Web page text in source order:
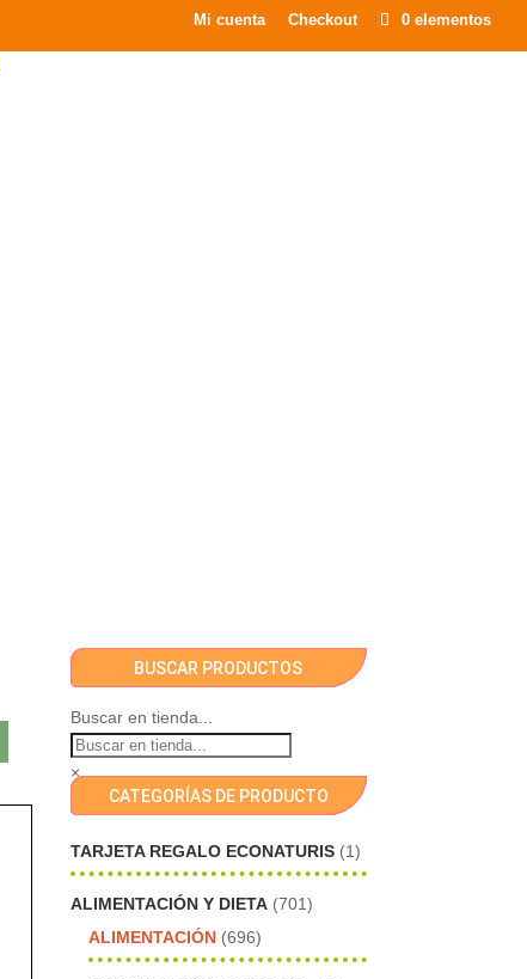
Mi cuenta Checkout 0 elementos
BUSCAR PRODUCTOS
Buscar en tienda...
×
CATEGORÍAS DE PRODUCTO
TARJETA REGALO ECONATURIS (1)
ALIMENTACIÓN Y DIETA (701)
ALIMENTACIÓN (696)